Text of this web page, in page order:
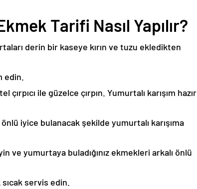
Tarifi Nasıl Yapılır?
derin bir kaseye kırın ve tuzu ekledikten
edin.
ile güzelce çırpın. Yumurtalı karışım hazır
iyice bulanacak şekilde yumurtalı karışıma
ve yumurtaya buladığınız ekmekleri arkalı önlü
servis edin.